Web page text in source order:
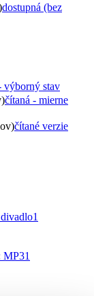
dostupná (bez
výborný stav
čítaná - mierne
čítané verzie
1
MP31